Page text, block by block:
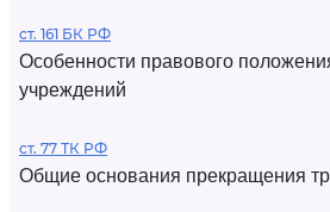
ст. 161 БК РФ
Особенности правового
учреждений
ст. 77 ТК РФ
Общие основания прекращения